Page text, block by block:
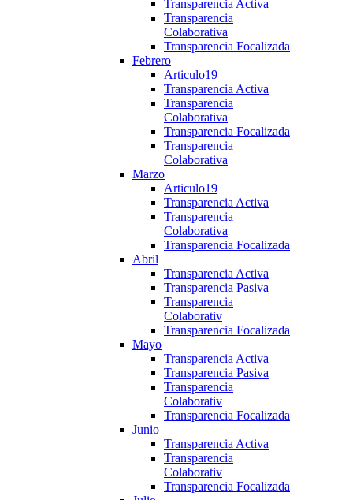
Transparencia Activa
Transparencia
Colaborativa
Transparencia Focalizada
Febrero
Articulo19
Transparencia Activa
Transparencia
Colaborativa
Transparencia Focalizada
Transparencia
Colaborativa
Marzo
Articulo19
Transparencia Activa
Transparencia
Colaborativa
Transparencia Focalizada
Abril
Transparencia Activa
Transparencia Pasiva
Transparencia
Colaborativ
Transparencia Focalizada
Mayo
Transparencia Activa
Transparencia Pasiva
Transparencia
Colaborativ
Transparencia Focalizada
Junio
Transparencia Activa
Transparencia
Colaborativ
Transparencia Focalizada